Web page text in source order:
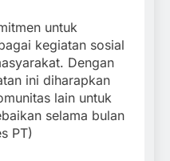
untuk
kegiatan sosial
Dengan
ini diharapkan
lain untuk
selama bulan
PT)